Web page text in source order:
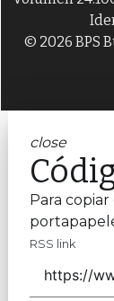
© 2026 BPS
close
Para copiar
RSS link